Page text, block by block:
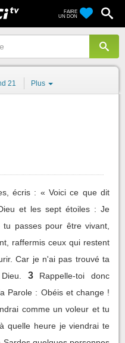
FAIRE
UN DON
21 Plus
écris : « Voici ce que dit
et les sept étoiles : Je
passes pour être vivant,
raffermis ceux qui restent
Car je n'ai pas trouvé ta
3
Rappelle-toi donc
Parole : Obéis et change !
comme un voleur et tu
quelle heure je viendrai te